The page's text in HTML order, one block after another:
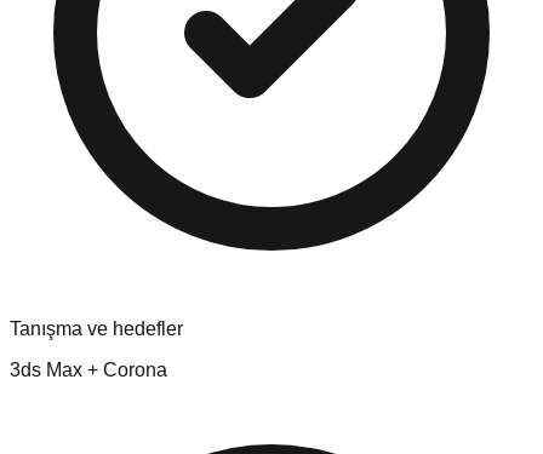
Tanışma ve hedefler
3ds Max + Corona